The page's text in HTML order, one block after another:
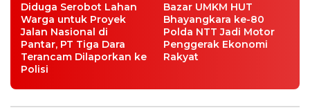
Diduga Serobot Lahan
Warga untuk Proyek
Jalan Nasional di
Pantar, PT Tiga Dara
Terancam Dilaporkan ke
Polisi
Bazar UMKM HUT
Bhayangkara ke-80
Polda NTT Jadi Motor
Penggerak Ekonomi
Rakyat